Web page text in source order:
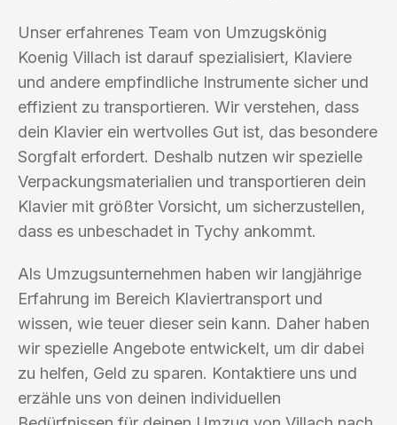
Unser erfahrenes Team von Umzugskönig
Koenig Villach ist darauf spezialisiert, Klaviere
und andere empfindliche Instrumente sicher und
effizient zu transportieren. Wir verstehen, dass
dein Klavier ein wertvolles Gut ist, das besondere
Sorgfalt erfordert. Deshalb nutzen wir spezielle
Verpackungsmaterialien und transportieren dein
Klavier mit größter Vorsicht, um sicherzustellen,
dass es unbeschadet in Tychy ankommt.
Als Umzugsunternehmen haben wir langjährige
Erfahrung im Bereich Klaviertransport und
wissen, wie teuer dieser sein kann. Daher haben
wir spezielle Angebote entwickelt, um dir dabei
zu helfen, Geld zu sparen. Kontaktiere uns und
erzähle uns von deinen individuellen